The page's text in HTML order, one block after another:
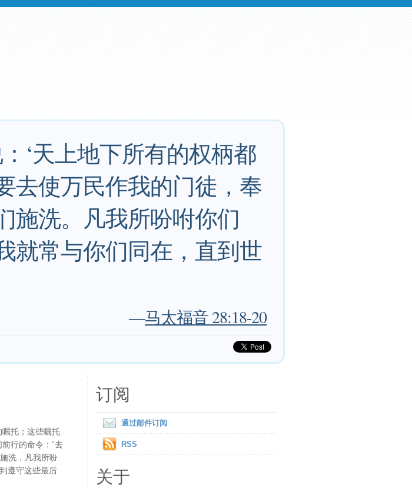
‘天上地下所有的权柄都
去使万民作我的门徒，奉
施洗。凡我所吩咐你们
就常与你们同在，直到世
—马太福音 28:18-20
托；这些嘱托
行的命令：“去
洗，凡我所吩
遵守这些最后
订阅
通过邮件订阅
RSS
关于